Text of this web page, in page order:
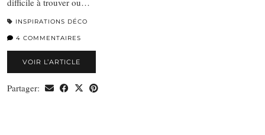
INSPIRATIONS DÉCO
4 COMMENTAIRES
VOIR L’ARTICLE
Partager: